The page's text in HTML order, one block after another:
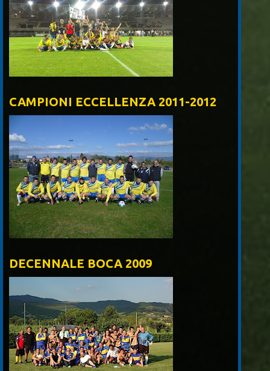
CAMPIONI ECCELLENZA 2011-2012
DECENNALE BOCA 2009